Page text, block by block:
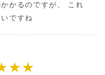
かるのですが、 これ
ですね